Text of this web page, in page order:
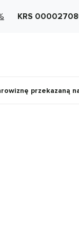
KRS
przekazaną